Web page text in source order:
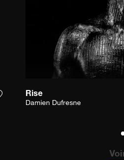
Ajouter la photographie à ma
Rise
Damien Dufresne